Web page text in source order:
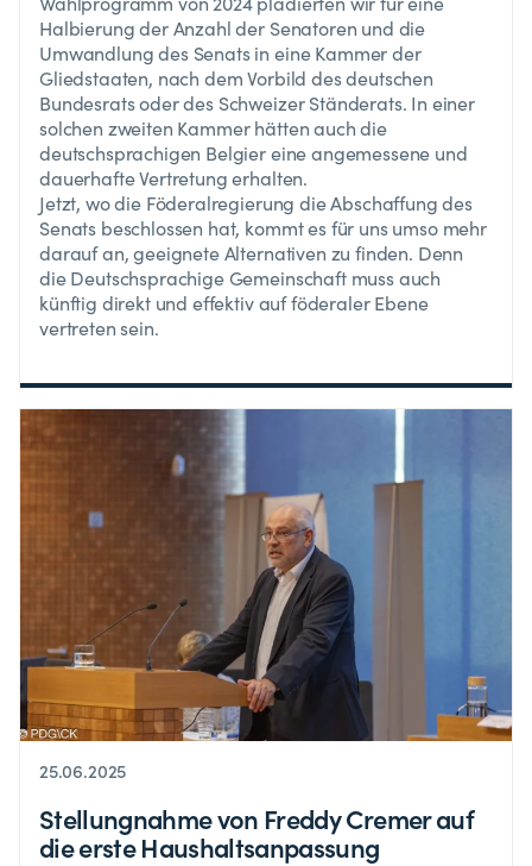
Halbierung der Anzahl der Senatoren und die
Umwandlung des Senats in eine Kammer der
Gliedstaaten, nach dem Vorbild des deutschen
Bundesrats oder des Schweizer Ständerats. In einer
solchen zweiten Kammer hätten auch die
deutschsprachigen Belgier eine angemessene und
dauerhafte Vertretung erhalten.
Jetzt, wo die Föderalregierung die Abschaffung des
Senats beschlossen hat, kommt es für uns umso mehr
darauf an, geeignete Alternativen zu finden. Denn
die Deutschsprachige Gemeinschaft muss auch
künftig direkt und effektiv auf föderaler Ebene
vertreten sein.
25.06.2025
Stellungnahme von Freddy Cremer auf
die erste Haushaltsanpassung